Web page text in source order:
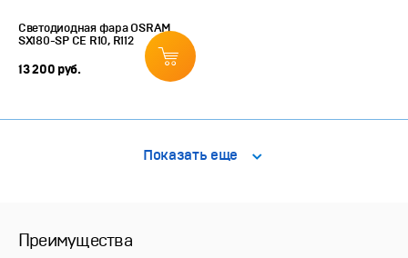
Светодиодная фара OSRAM
SX180-SP CE R10, R112
13 200 руб.
Показать еще
Преимущества